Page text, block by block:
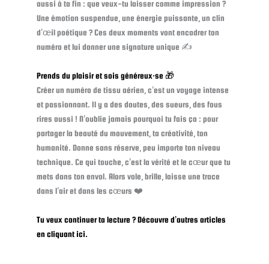
aussi à ta fin : que veux-tu laisser comme impression ?
Une émotion suspendue, une énergie puissante, un clin
d’œil poétique ? Ces deux moments vont encadrer ton
numéro et lui donner une signature unique ✍️
Prends du plaisir et sois généreux·se 🎁
Créer un numéro de tissu aérien, c’est un voyage intense
et passionnant. Il y a des doutes, des sueurs, des fous
rires aussi ! N’oublie jamais pourquoi tu fais ça : pour
partager la beauté du mouvement, ta créativité, ton
humanité. Donne sans réserve, peu importe ton niveau
technique. Ce qui touche, c’est la vérité et le cœur que tu
mets dans ton envol. Alors vole, brille, laisse une trace
dans l’air et dans les cœurs ❤️
Tu veux continuer ta lecture ? Découvre d’autres articles
en cliquant ici.